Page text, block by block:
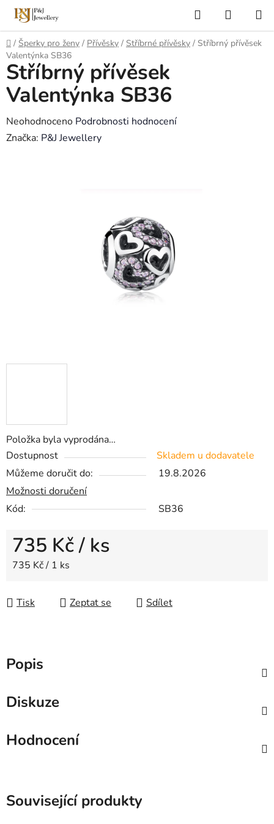
Přejít
obsah
Hledat
KOŠÍK
Domů
/ Šperky pro ženy / Přívěsky / Stříbrné přívěsky / Stříbrný přívěsek
Valentýnka SB36
Položka byla vyprodána…
Dostupnost
Skladem u dodavatele
Můžeme doručit do:
19.8.2026
Možnosti doručení
Kód:
SB36
735 Kč/ ks
Měrná cena:
735 Kč / 1 ks
Tisk Zeptat se Sdílet
Stříbrný přívěsek
Valentýnka SB36
Průměrné
hodnocení
Neohodnoceno Podrobnosti hodnocení
Značka: P&J Jewellery
Popis
Diskuze
Hodnocení
Související produkty